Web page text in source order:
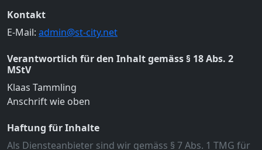
Kontakt
E-Mail: admin@st-city.net
Verantwortlich für den Inhalt gemäss § 18 Abs. 2
MStV
Klaas Tammling
Anschrift wie oben
Haftung für Inhalte
Als Diensteanbieter sind wir gemäss § 7 Abs. 1 TMG für